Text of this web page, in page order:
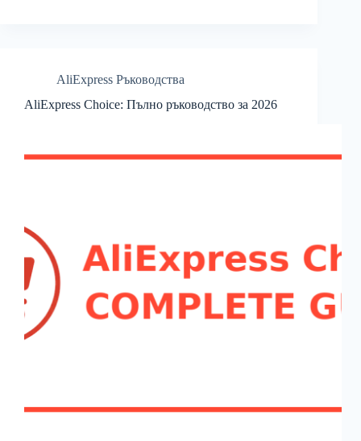
AliExpress Ръководства
AliExpress Choice: Пълно ръководство за 2026